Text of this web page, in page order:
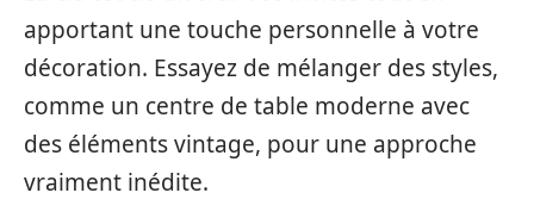
apportant une touche personnelle à votre
décoration. Essayez de mélanger des styles,
comme un centre de table moderne avec
des éléments vintage, pour une approche
vraiment inédite.